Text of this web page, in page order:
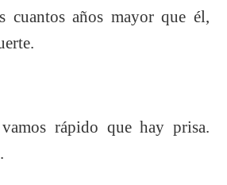
cuantos años mayor que él,
rápido que hay prisa.